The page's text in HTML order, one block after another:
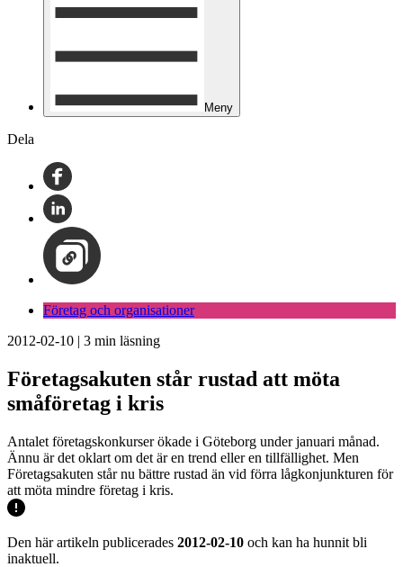
Meny
Dela
Företag och organisationer
2012-02-10 | 3 min läsning
Företagsakuten står rustad att möta
småföretag i kris
Antalet företagskonkurser ökade i Göteborg under januari månad.
Ännu är det oklart om det är en trend eller en tillfällighet. Men
Företagsakuten står nu bättre rustad än vid förra lågkonjunkturen för
att möta mindre företag i kris.
Den här artikeln publicerades 2012-02-10 och kan ha hunnit bli
inaktuell.